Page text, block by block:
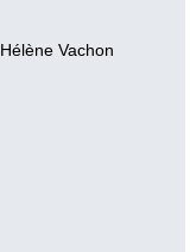
Hélène Vachon